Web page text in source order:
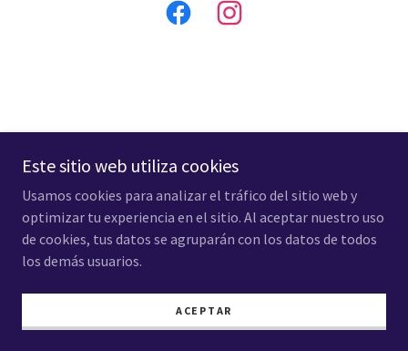
Copyright © 2021 Made Trade LLC - Todos los derechos
Con tecnología deGoDaddy
Términos y condiciones
Este sitio web utiliza cookies
Usamos cookies para analizar el tráfico del sitio web y
optimizar tu experiencia en el sitio. Al aceptar nuestro uso
de cookies, tus datos se agruparán con los datos de todos
los demás usuarios.
ACEPTAR